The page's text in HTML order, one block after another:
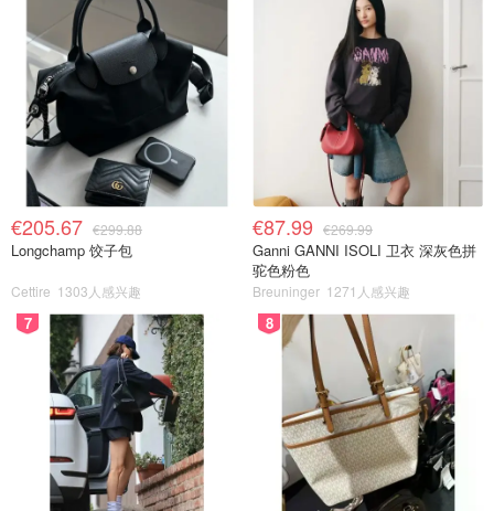
€205.67 €299.88
Longchamp 饺子包
Cettire 1303人感兴趣
€87.99 €269.99
Ganni GANNI ISOLI 卫衣 深灰色拼
驼色粉色
Breuninger 1271人感兴趣
7 8